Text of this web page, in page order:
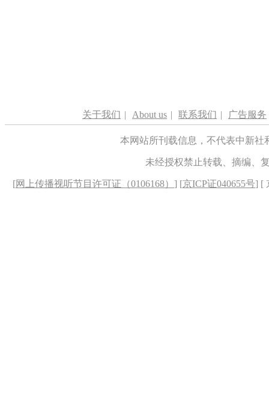
关于我们 | About us | 联系我们 | 广告服务
本网站所刊载信息，不代表中新
未经授权禁止转载、摘编、
[网上传播视听节目许可证（0106168） ] [京ICP证040655号] [